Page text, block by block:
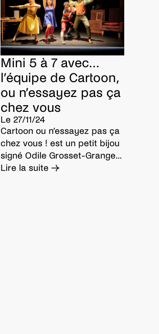
Mini 5 à 7 avec…
l’équipe de Cartoon,
ou n’essayez pas ça
chez vous
Le 27/11/24
Cartoon ou n’essayez pas ça
chez vous ! est un petit bijou
signé Odile Grosset-Grange...
Lire la suite →